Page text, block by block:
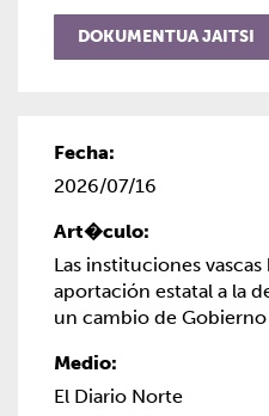
DOKUMENTUA JAITSI
2026/07/16
Las instituciones
aportación estatal a la
un cambio de Gobierno
El Diario Norte